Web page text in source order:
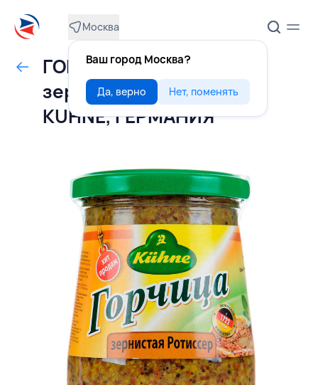
Москва
Ваш город Москва?
Да, верно Нет, поменять
ГОРЧИЦА Ротиссер
зернистая 255 г стекло,
KUHNE, ГЕРМАНИЯ